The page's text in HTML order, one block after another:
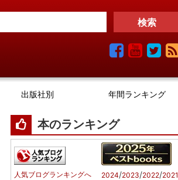
出版社別 年間ランキング
本のランキング
人気ブログランキングへ 2024/2023/2022/2021